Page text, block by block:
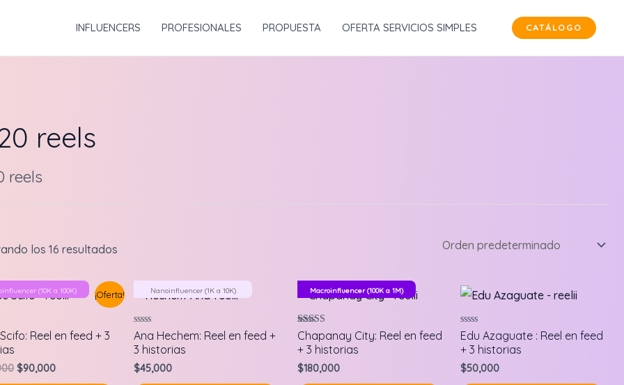
INFLUENCERS PROFESIONALES PROPUESTA OFERTA SERVICIOS SIMPLES CATÁLOGO
reels
reels
los 16 resultados
¡Oferta!
(10K a 100K)
en
Reel en feed + 3
Original
$90,000Current
Nanoinfluencer (1K a 10K)
Valorado
en
0
5
Ana Hechem: Reel en feed +
3 historias
$45,000
Macroinfluencer (100K a 1M)
Valorado en
5.00
de 5
Chapanay City: Reel en feed
+ 3 historias
$180,000
Valorado
en
0
5
Edu Azaguate : Reel en feed
+ 3 historias
$50,000